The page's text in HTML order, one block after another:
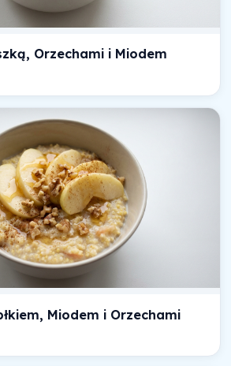
Orzechami i Miodem
Miodem i Orzechami